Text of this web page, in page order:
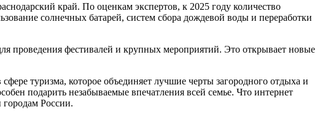
край. По оценкам экспертов, к 2025 году количество
солнечных батарей, систем сбора дождевой воды и переработки
проведения фестивалей и крупных мероприятий. Это открывает новые
туризма, которое объединяет лучшие черты загородного отдыха и
подарить незабываемые впечатления всей семье. Что интернет
России.